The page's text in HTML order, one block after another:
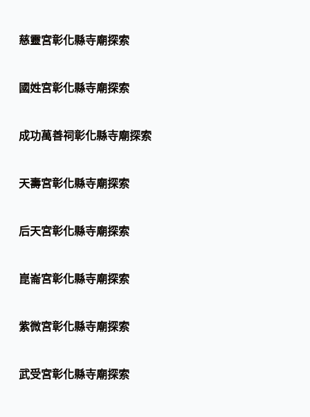
慈靈宮彰化縣寺廟探索
國姓宮彰化縣寺廟探索
成功萬善祠彰化縣寺廟探索
天壽宮彰化縣寺廟探索
后天宮彰化縣寺廟探索
崑崙宮彰化縣寺廟探索
紫微宮彰化縣寺廟探索
武受宮彰化縣寺廟探索